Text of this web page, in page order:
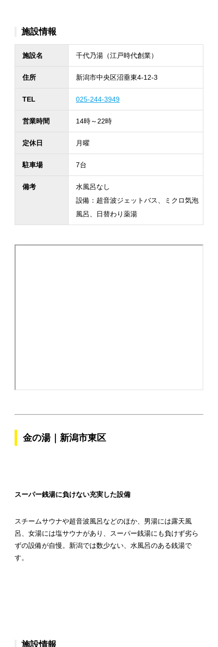
施設情報
施設名 千代乃湯（江戸時代創業）
住所 新潟市中央区沼垂東4-12-3
TEL 025-244-3949
営業時間 14時～22時
定休日 月曜
駐車場 7台
備考
水風呂なし
設備：超音波ジェットバス、ミクロ気泡
風呂、日替わり薬湯
金の湯｜新潟市東区
スーパー銭湯に負けない充実した設備
スチームサウナや超音波風呂などのほか、男湯には露天風
呂、女湯には塩サウナがあり、スーパー銭湯にも負けず劣ら
ずの設備が自慢。新潟では数少ない、水風呂のある銭湯で
す。
施設情報